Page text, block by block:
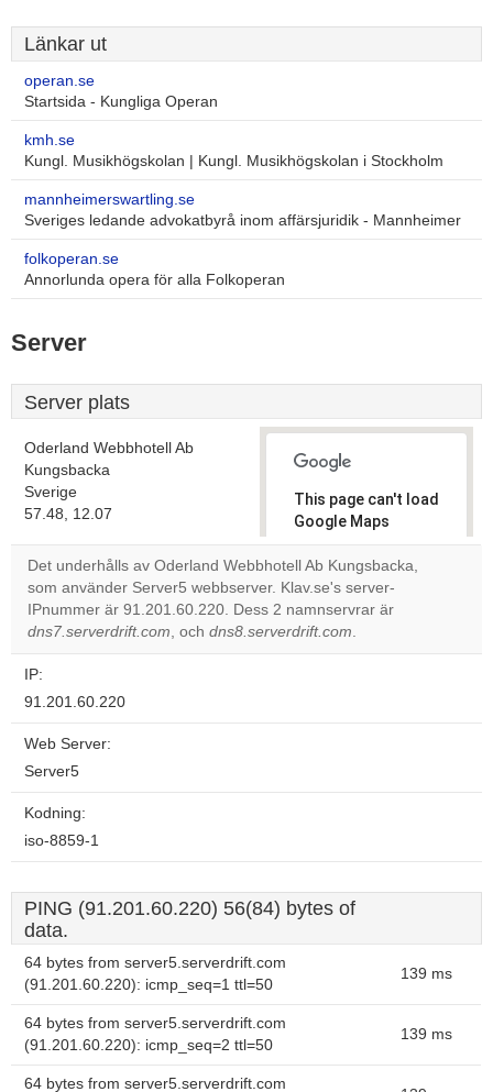
Länkar ut
operan.se
Startsida - Kungliga Operan
kmh.se
Kungl. Musikhögskolan | Kungl. Musikhögskolan i Stockholm
mannheimerswartling.se
Sveriges ledande advokatbyrå inom affärsjuridik - Mannheimer
folkoperan.se
Annorlunda opera för alla Folkoperan
Server
Server plats
Oderland Webbhotell Ab
Kungsbacka
Sverige
57.48, 12.07
This page can't load
Google Maps
correctly.
Do you
own this
website?
Det underhålls av Oderland Webbhotell Ab Kungsbacka,
som använder Server5 webbserver. Klav.se's server-
IPnummer är 91.201.60.220. Dess 2 namnservrar är
dns7.serverdrift.com, och dns8.serverdrift.com.
IP:
91.201.60.220
Web Server:
Server5
Kodning:
iso-8859-1
PING (91.201.60.220) 56(84) bytes of
data.
64 bytes from server5.serverdrift.com
(91.201.60.220): icmp_seq=1 ttl=50
139 ms
64 bytes from server5.serverdrift.com
(91.201.60.220): icmp_seq=2 ttl=50
139 ms
64 bytes from server5.serverdrift.com